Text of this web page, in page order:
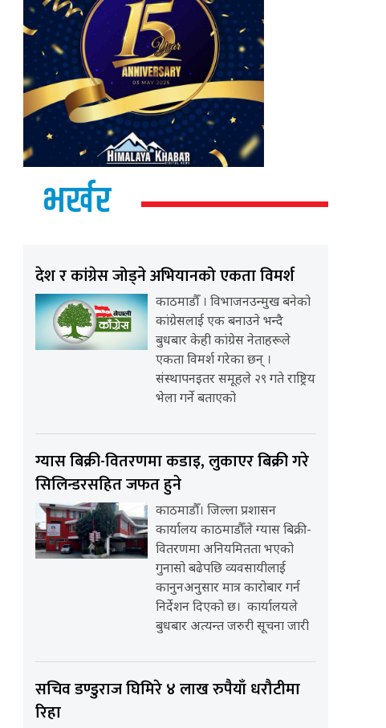
भर्खर
देश र कांग्रेस जोड्ने अभियानको एकता विमर्श
काठमाडौँ । विभाजनउन्मुख बनेको
कांग्रेसलाई एक बनाउने भन्दै
बुधबार केही कांग्रेस नेताहरूले
एकता विमर्श गरेका छन् ।
संस्थापनइतर समूहले २९ गते राष्ट्रिय
भेला गर्ने बताएको
ग्यास बिक्री-वितरणमा कडाइ, लुकाएर बिक्री गरे
सिलिन्डरसहित जफत हुने
काठमाडौँ। जिल्ला प्रशासन
कार्यालय काठमाडौँले ग्यास बिक्री-
वितरणमा अनियमितता भएको
गुनासो बढेपछि व्यवसायीलाई
कानुनअनुसार मात्र कारोबार गर्न
निर्देशन दिएको छ। कार्यालयले
बुधबार अत्यन्त जरुरी सूचना जारी
सचिव डण्डुराज घिमिरे ४ लाख रुपैयाँ धरौटीमा
रिहा